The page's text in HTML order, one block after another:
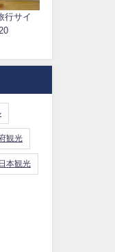
行サイ
観光
日本観光